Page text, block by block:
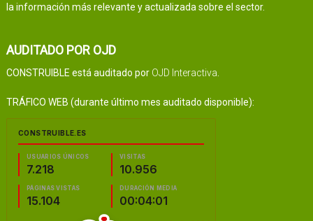
la información más relevante y actualizada sobre el sector.
AUDITADO POR OJD
CONSTRUIBLE está auditado por OJD Interactiva
TRÁFICO WEB (durante último mes auditado disponible):